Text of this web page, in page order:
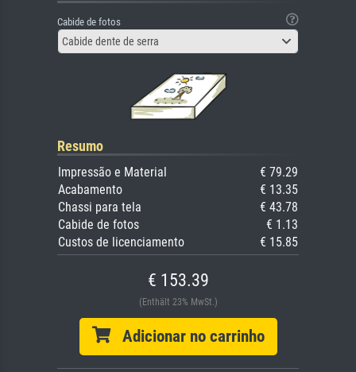
Cabide de fotos
Cabide dente de serra
Resumo
Impressão e Material
€ 79.29
Acabamento
€ 13.35
Chassi para tela
€ 43.78
Cabide de fotos
€ 1.13
Custos de licenciamento
€ 15.85
€ 153.39
(Enthält 23% MwSt.)
Adicionar no carrinho